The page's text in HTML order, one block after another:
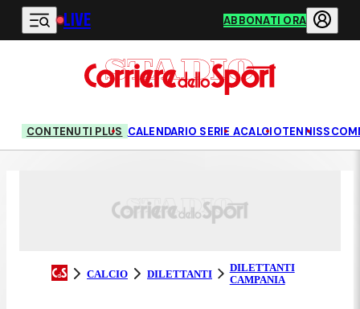
Vai al contenuto principale
LIVE ABBONATI ORA
CONTENUTI PLUS CALENDARIO SERIE ACALCIOTENNIS
CALCIO DILETTANTI
DILETTANTI
CAMPANIA